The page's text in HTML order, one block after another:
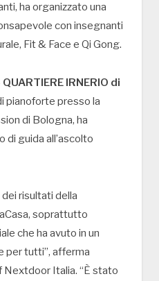
ha organizzato una
con insegnanti
Fit & Face e Qi Gong.
IRNERIO di
pianoforte presso la
di Bologna, ha
di guida all’ascolto
risultati della
soprattutto
che ha avuto in un
per tutti”, afferma
Nextdoor Italia. “È stato